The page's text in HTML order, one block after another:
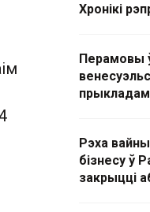
Хронікі
Перамовы
прыкладам
Рэха
бізнесу ў
закрыцці